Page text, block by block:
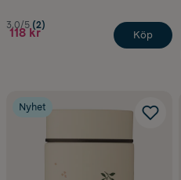
3.0/5 (2)
118 kr Köp
Nyhet